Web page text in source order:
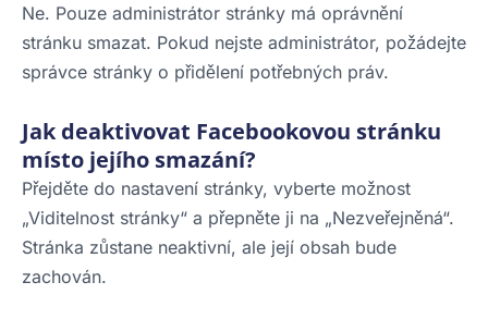
Ne. Pouze administrátor stránky má oprávnění
stránku smazat. Pokud nejste administrátor, požádejte
správce stránky o přidělení potřebných práv.
Jak deaktivovat Facebookovou stránku
místo jejího smazání?
Přejděte do nastavení stránky, vyberte možnost
„Viditelnost stránky“ a přepněte ji na „Nezveřejněná“.
Stránka zůstane neaktivní, ale její obsah bude
zachován.